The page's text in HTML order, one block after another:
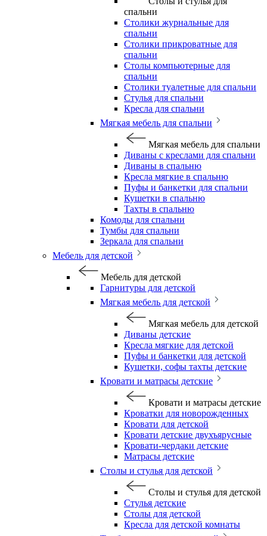
спальни
Столики журнальные для
спальни
Столики прикроватные для
спальни
Столы компьютерные для
спальни
Столики туалетные для спальни
Стулья для спальни
Кресла для спальни
Мягкая мебель для спальни
Мягкая мебель для спальни
Диваны с креслами для спальни
Диваны в спальню
Кресла мягкие в спальню
Пуфы и банкетки для спальни
Кушетки в спальню
Тахты в спальню
Комоды для спальни
Тумбы для спальни
Зеркала для спальни
Мебель для детской
Мебель для детской
Гарнитуры для детской
Мягкая мебель для детской
Мягкая мебель для детской
Диваны детские
Кресла мягкие для детской
Пуфы и банкетки для детской
Кушетки, софы тахты детские
Кровати и матрасы детские
Кровати и матрасы детские
Кроватки для новорожденных
Кровати для детской
Кровати детские двухъярусные
Кровати-чердаки детские
Матрасы детские
Столы и стулья для детской
Столы и стулья для детской
Стулья детские
Столы для детской
Кресла для детской комнаты